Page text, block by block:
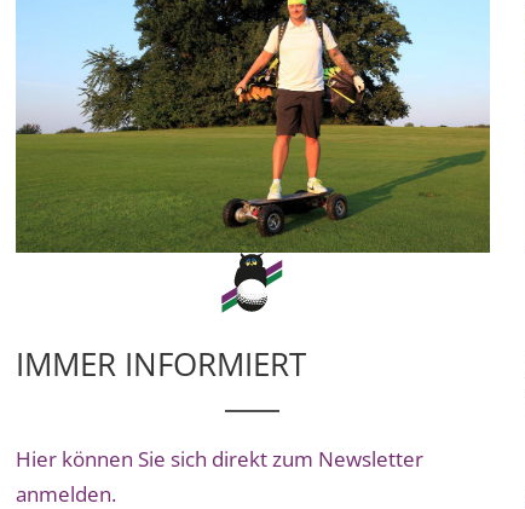
IMMER INFORMIERT
Hier können Sie sich direkt zum Newsletter
anmelden.